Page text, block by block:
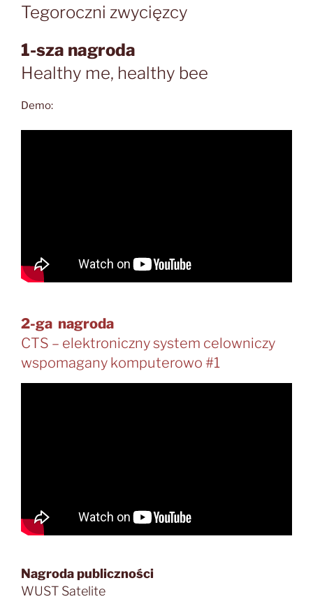
W
Tegoroczni zwycięzcy
1-sza nagroda
Healthy me, healthy bee
Demo:
2-ga nagroda
CTS – elektroniczny system celowniczy
wspomagany komputerowo #1
Nagroda publiczności
WUST Satelite